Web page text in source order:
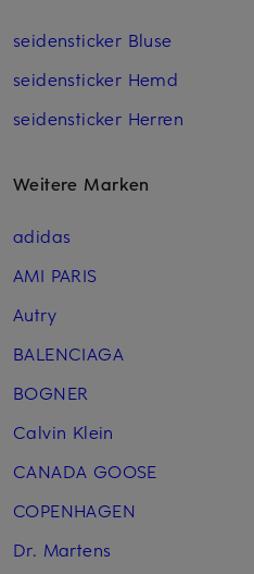
seidensticker Bluse
seidensticker Hemd
seidensticker Herren
Weitere Marken
adidas
AMI PARIS
Autry
BALENCIAGA
BOGNER
Calvin Klein
CANADA GOOSE
COPENHAGEN
Dr. Martens